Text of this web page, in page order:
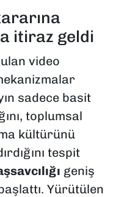
itiraz geldi
video
sadece basit
toplumsal
kültürünü
tespit
geniş
Yürütülen